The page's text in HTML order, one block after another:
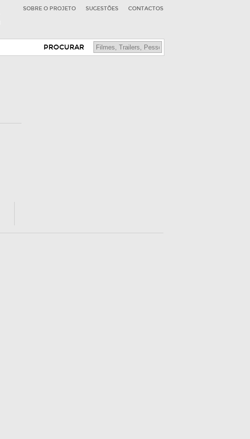
SOBRE O PROJETO SUGESTÕES CONTACTOS
PROCURAR